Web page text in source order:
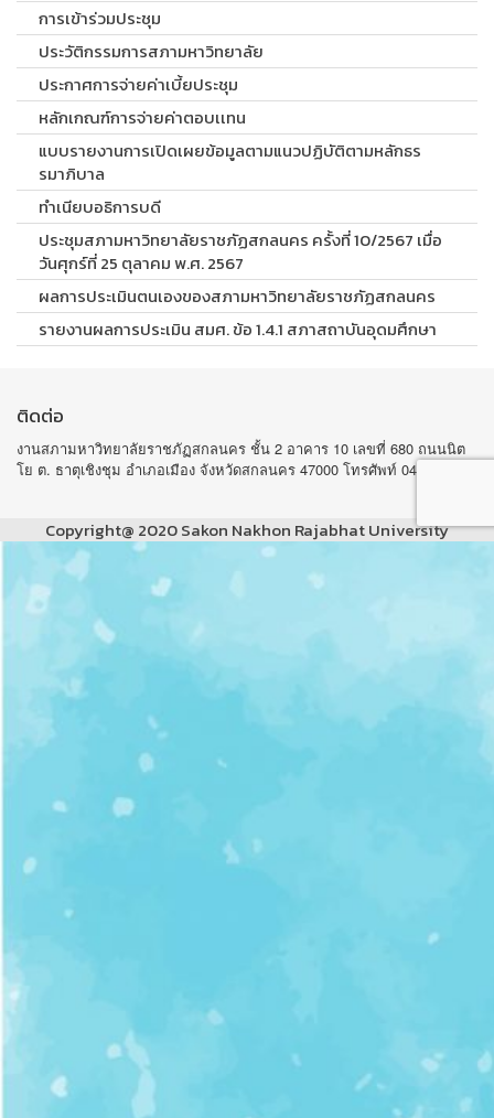
การเข้าร่วมประชุม
ประวัติกรรมการสภามหาวิทยาลัย
ประกาศการจ่ายค่าเบี้ยประชุม
หลักเกณฑ์การจ่ายค่าตอบเเทน
แบบรายงานการเปิดเผยข้อมูลตามแนวปฏิบัติตามหลักธร
รมาภิบาล
ทำเนียบอธิการบดี
ประชุมสภามหาวิทยาลัยราชภัฏสกลนคร ครั้งที่ 10/2567 เมื่อ
วันศุกร์ที่ 25 ตุลาคม พ.ศ. 2567
ผลการประเมินตนเองของสภามหาวิทยาลัยราชภัฏสกลนคร
รายงานผลการประเมิน สมศ. ข้อ 1.4.1 สภาสถาบันอุดมศึกษา
ติดต่อ
งานสภามหาวิทยาลัยราชภัฏสกลนคร ชั้น 2 อาคาร 10 เลขที่ 680 ถนนนิต
โย ต. ธาตุเชิงชุม อำเภอเมือง จังหวัดสกลนคร 47000 โทรศัพท์ 042-970105
Copyright@ 2020 Sakon Nakhon Rajabhat University